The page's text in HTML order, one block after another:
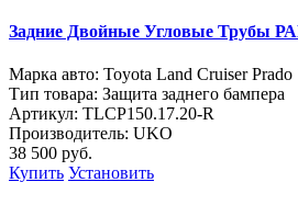
Задние Двойные Угловые Трубы
Марка авто: Toyota Land Cruiser Prado
Тип товара: Защита заднего бампера
Артикул: TLCP150.17.20-R
Производитель: UKO
38 500 руб.
Купить Установить